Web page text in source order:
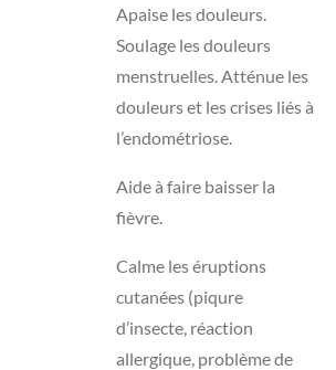
Apaise les douleurs.
Soulage les douleurs
menstruelles. Atténue les
douleurs et les crises liés à
l’endométriose.
Aide à faire baisser la
fièvre.
Calme les éruptions
cutanées (piqure
d’insecte, réaction
allergique, problème de